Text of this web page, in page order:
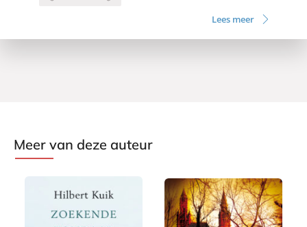
Lees meer
Meer van deze auteur